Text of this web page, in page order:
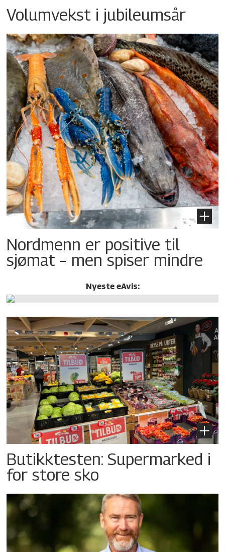
Volumvekst i jubileumsår
Nordmenn er positive til
sjømat – men spiser mindre
Nyeste eAvis:
Butikktesten: Supermarked i
for store sko